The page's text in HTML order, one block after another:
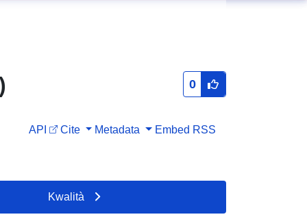
0
API Cite Metadata Embed RSS
Kwalità